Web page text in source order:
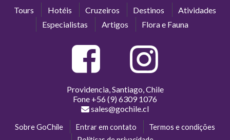
Tours Hotéis Cruzeiros Destinos
Atividades
Especialistas
Artigos Flora e Fauna
Providencia, Santiago, Chile
Fone +56 (9) 6309 1076
sales@gochile.cl
Sobre GoChile Entrar em contato
Termos e condições